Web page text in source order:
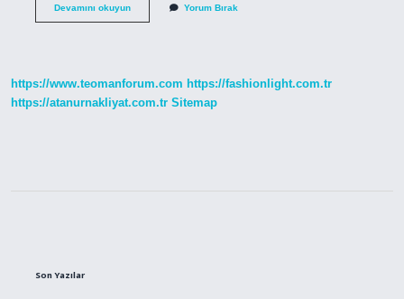
Devamını okuyunAdım
Yorum Bırak
https://www.teomanforum.com https://fashionlight.com.tr
https://atanurnakliyat.com.tr Sitemap
Son Yazılar